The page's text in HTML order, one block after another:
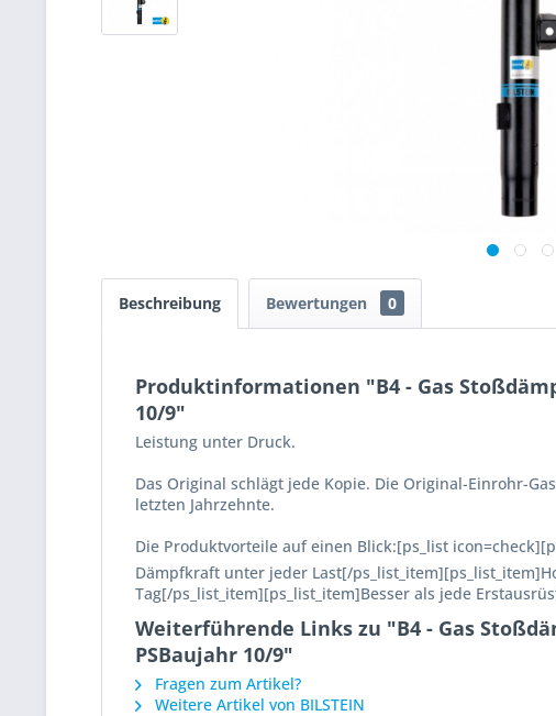
Beschreibung Bewertungen 0
Produktinformationen "B4 - Gas
10/9"
Leistung unter Druck.
Das Original schlägt jede Kopie. Die Original-Einrohr-
letzten Jahrzehnte.
Die Produktvorteile auf einen Blick:[ps_list
Dämpfkraft unter jeder Last[/
Tag[/ps_list_item][ps_list_item]Besser als jede
Weiterführende Links zu "B4 - Gas
PSBaujahr 10/9"
Fragen zum Artikel?
Weitere Artikel von BILSTEIN